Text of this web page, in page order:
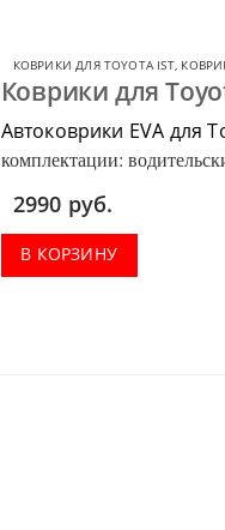
КОВРИКИ ДЛЯ TOYOTA IST,
Коврики для
Автоковрики EVA для
комплектации:
2990 руб.
В КОРЗИНУ